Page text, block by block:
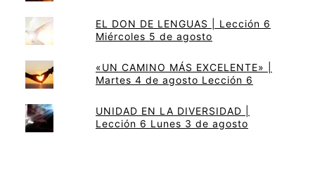
EL DON DE LENGUAS | Lección 6
Miércoles 5 de agosto
«UN CAMINO MÁS EXCELENTE» |
Martes 4 de agosto Lección 6
UNIDAD EN LA DIVERSIDAD |
Lección 6 Lunes 3 de agosto